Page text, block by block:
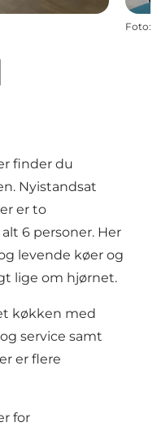
Foto:
billede
finder du
Nyistandsat
er to
6 personer. Her
levende køer og
lige om hjørnet.
køkken med
service samt
er flere
for